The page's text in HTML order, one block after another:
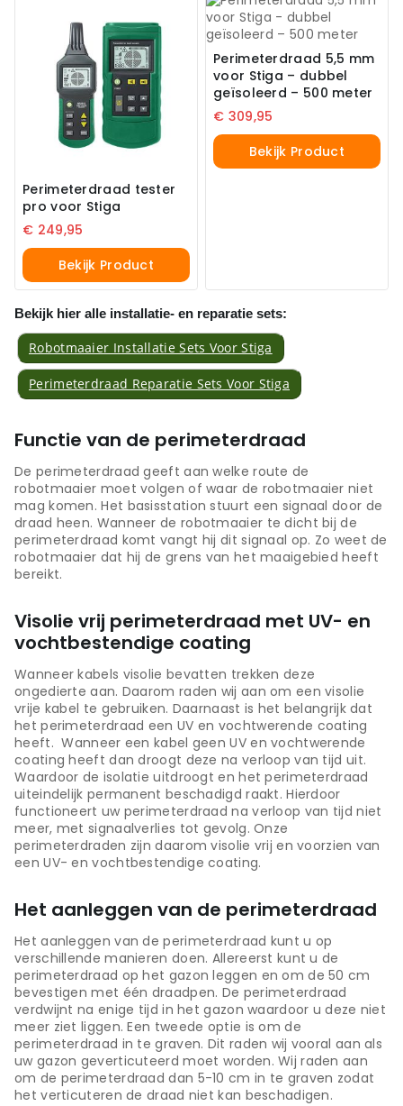
Perimeterdraad tester
pro voor Stiga
€ 249,95
Bekijk Product
Perimeterdraad 5,5 mm
voor Stiga – dubbel
geïsoleerd – 500 meter
€ 309,95
Bekijk Product
Bekijk hier alle installatie- en reparatie sets:
Robotmaaier Installatie Sets Voor Stiga
Perimeterdraad Reparatie Sets Voor Stiga
Functie van de perimeterdraad
De perimeterdraad geeft aan welke route de
robotmaaier moet volgen of waar de robotmaaier niet
mag komen. Het basisstation stuurt een signaal door de
draad heen. Wanneer de robotmaaier te dicht bij de
perimeterdraad komt vangt hij dit signaal op. Zo weet de
robotmaaier dat hij de grens van het maaigebied heeft
bereikt.
Visolie vrij perimeterdraad met UV- en
vochtbestendige coating
Wanneer kabels visolie bevatten trekken deze
ongedierte aan. Daarom raden wij aan om een visolie
vrije kabel te gebruiken. Daarnaast is het belangrijk dat
het perimeterdraad een UV en vochtwerende coating
heeft. Wanneer een kabel geen UV en vochtwerende
coating heeft dan droogt deze na verloop van tijd uit.
Waardoor de isolatie uitdroogt en het perimeterdraad
uiteindelijk permanent beschadigd raakt. Hierdoor
functioneert uw perimeterdraad na verloop van tijd niet
meer, met signaalverlies tot gevolg. Onze
perimeterdraden zijn daarom visolie vrij en voorzien van
een UV- en vochtbestendige coating.
Het aanleggen van de perimeterdraad
Het aanleggen van de perimeterdraad kunt u op
verschillende manieren doen. Allereerst kunt u de
perimeterdraad op het gazon leggen en om de 50 cm
bevestigen met één draadpen. De perimeterdraad
verdwijnt na enige tijd in het gazon waardoor u deze niet
meer ziet liggen. Een tweede optie is om de
perimeterdraad in te graven. Dit raden wij vooral aan als
uw gazon geverticuteerd moet worden. Wij raden aan
om de perimeterdraad dan 5-10 cm in te graven zodat
het verticuteren de draad niet kan beschadigen.